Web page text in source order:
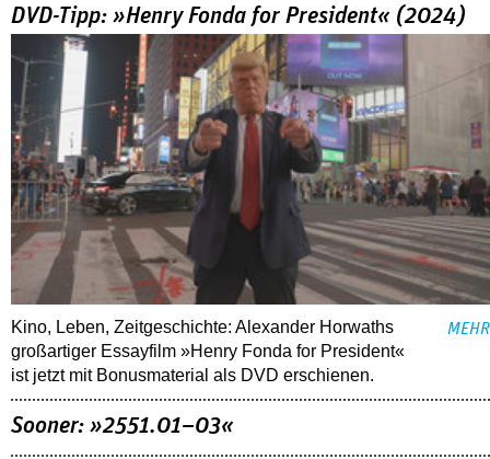
DVD-Tipp: »Henry Fonda for President« (2024)
Kino, Leben, Zeitgeschichte: Alexander Horwaths
großartiger Essayfilm »Henry Fonda for President«
ist jetzt mit Bonusmaterial als DVD erschienen.
MEHR
Sooner: »2551.01–03«